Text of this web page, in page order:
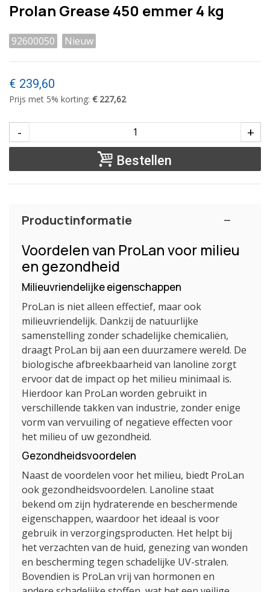
Prolan Grease 450 emmer 4 kg
92600050 Nieuw
€ 239,60
Prijs met 5% korting: € 227,62
- +
Bestellen
Productinformatie
Voordelen van ProLan voor milieu
en gezondheid
Milieuvriendelijke eigenschappen
ProLan is niet alleen effectief, maar ook
milieuvriendelijk. Dankzij de natuurlijke
samenstelling zonder schadelijke chemicaliën,
draagt ProLan bij aan een duurzamere wereld. De
biologische afbreekbaarheid van lanoline zorgt
ervoor dat de impact op het milieu minimaal is.
Hierdoor kan ProLan worden gebruikt in
verschillende takken van industrie, zonder enige
vorm van vervuiling of negatieve effecten voor
het milieu of uw gezondheid.
Gezondheidsvoordelen
Naast de voordelen voor het milieu, biedt ProLan
ook gezondheidsvoordelen. Lanoline staat
bekend om zijn hydraterende en beschermende
eigenschappen, waardoor het ideaal is voor
gebruik in verzorgingsproducten. Het helpt bij
het verzachten van de huid, genezing van wonden
en bescherming tegen schadelijke UV-stralen.
Bovendien is ProLan vrij van hormonen en